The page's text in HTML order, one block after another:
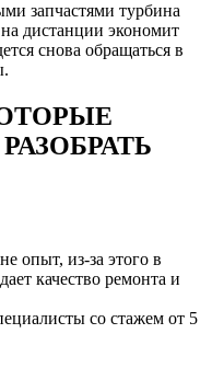
запчастями турбина
на дистанции экономит
снова обращаться в
опыт, из-за этого в
качество ремонта и
со стажем от 5